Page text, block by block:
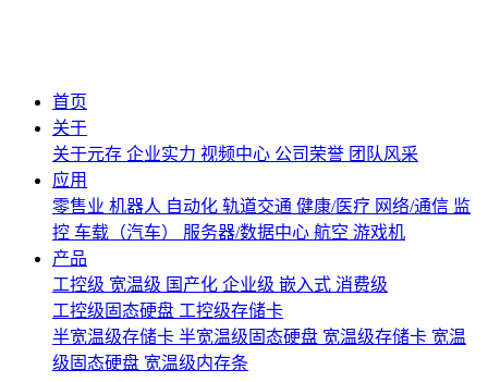
首页
关于
关于元存 企业实力 视频中心 公司荣誉 团队风采
应用
零售业 机器人 自动化 轨道交通 健康/医疗 网络/通信 监
控 车载（汽车） 服务器/数据中心 航空 游戏机
产品
工控级 宽温级 国产化 企业级 嵌入式 消费级
工控级固态硬盘 工控级存储卡
半宽温级存储卡 半宽温级固态硬盘 宽温级存储卡 宽温
级固态硬盘 宽温级内存条